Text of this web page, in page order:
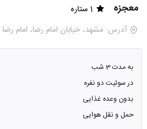
معجزه
1 ستاره
آدرس: مشهد، خیابان امام رضا، امام رضا 2
به مدت 3 شب
در سوئیت دو نفره
بدون وعده غذایی
حمل و نقل هوایی